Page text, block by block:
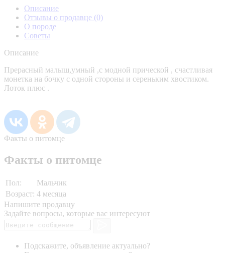
Описание
Отзывы о продавце (0)
О породе
Советы
Описание
Прерасный малыш,умный ,с модной прической , счастливая
монетка на бочку с одной стороны и сереньким хвостиком.
Лоток плюс .
Факты о питомце
Факты о питомце
Пол:
Мальчик
Возраст: 4 месяца
Напишите продавцу
Задайте вопросы, которые вас интересуют
Подскажите, объявление актуально?